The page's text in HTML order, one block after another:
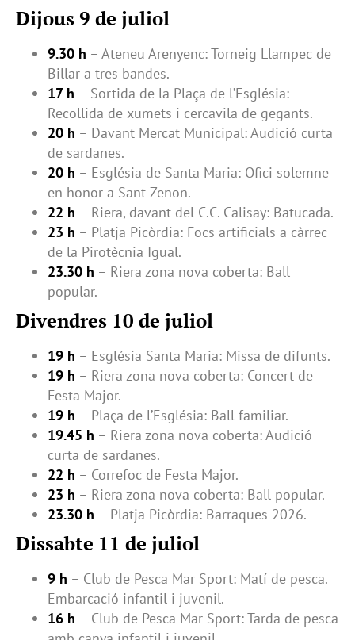
Dijous 9 de juliol
9.30 h – Ateneu Arenyenc: Torneig Llampec de
Billar a tres bandes.
17 h – Sortida de la Plaça de l’Església:
Recollida de xumets i cercavila de gegants.
20 h – Davant Mercat Municipal: Audició curta
de sardanes.
20 h – Església de Santa Maria: Ofici solemne
en honor a Sant Zenon.
22 h – Riera, davant del C.C. Calisay: Batucada.
23 h – Platja Picòrdia: Focs artificials a càrrec
de la Pirotècnia Igual.
23.30 h – Riera zona nova coberta: Ball
popular.
Divendres 10 de juliol
19 h – Església Santa Maria: Missa de difunts.
19 h – Riera zona nova coberta: Concert de
Festa Major.
19 h – Plaça de l’Església: Ball familiar.
19.45 h – Riera zona nova coberta: Audició
curta de sardanes.
22 h – Correfoc de Festa Major.
23 h – Riera zona nova coberta: Ball popular.
23.30 h – Platja Picòrdia: Barraques 2026.
Dissabte 11 de juliol
9 h – Club de Pesca Mar Sport: Matí de pesca.
Embarcació infantil i juvenil.
16 h – Club de Pesca Mar Sport: Tarda de pesca